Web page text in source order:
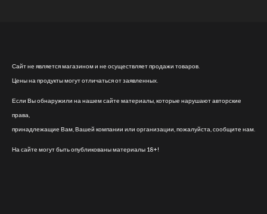
Сайт не является магазином и не осуществляет продажи товаров.
Цены на продукты могут отличаться от заявленных.
Если Вы обнаружили на нашем сайте материалы, которые нарушают авторские
права,
принадлежащие Вам, Вашей компании или организации, пожалуйста, сообщите нам.
На сайте могут быть опубликованы материалы 18+!